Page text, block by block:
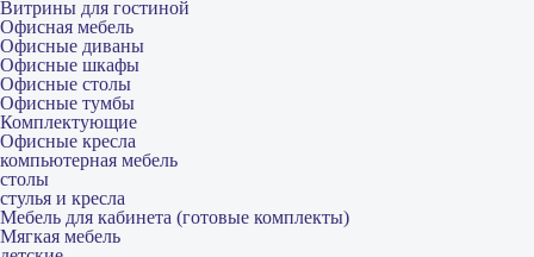
Витрины для гостиной
Офисная мебель
Офисные диваны
Офисные шкафы
Офисные столы
Офисные тумбы
Комплектующие
Офисные кресла
компьютерная мебель
столы
стулья и кресла
Мебель для кабинета (готовые комплекты)
Мягкая мебель